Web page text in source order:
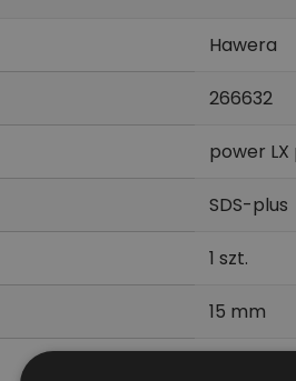
Hawera
266632
power LX
SDS-plus
1 szt.
15 mm